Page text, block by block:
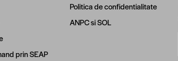
prin SEAP
Politica de confidentialitate
ANPCsiSOL